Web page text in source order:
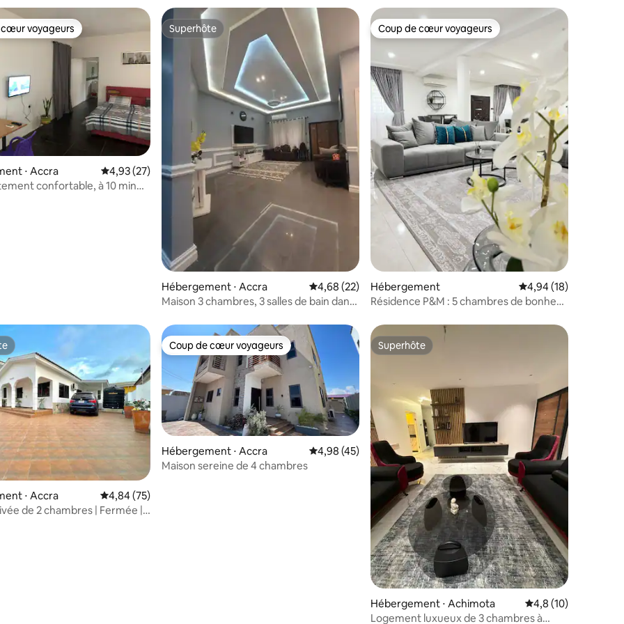
la base de 4 commentaires : 4,75 sur 5
cœur voyageurs
voyageurs
⋅ Accra Évaluation moyenne sur la base de 27 commentaires : 4,93 sur 5
4,93 (27)
confortable, à 10 min
Superhôte
Superhôte
Hébergement ⋅ Accra Évaluation moyenne sur la base de 22 commentaires : 4,68 sur 5
4,68 (22)
Maison 3 chambres, 3 salles de bain dans
Coup de cœur voyageurs
Coup de cœur voyageurs
Hébergement Évaluation moyenne
4,94 (18)
Résidence P&M : 5 chambres de bonheur
la base de 19 commentaires : 4,89 sur 5
⋅ Accra Évaluation moyenne sur la base de 75 commentaires : 4,84 sur 5
4,84 (75)
de 2 chambres | Fermée |
Coup de cœur voyageurs
Coup de cœur voyageurs
Hébergement ⋅ Accra Évaluation moyenne sur la base de 45 commentaires : 4,98 sur 5
4,98 (45)
Maison sereine de 4 chambres
Superhôte
Superhôte
Hébergement ⋅ Achimota Évaluation
4,8 (10)
Logement luxueux de 3 chambres à